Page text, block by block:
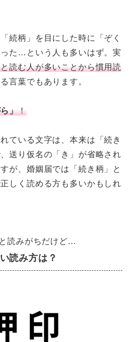
続柄」を目にした時に「ぞく
た…という人も多いはず。実
読む人が多いことから慣用読
言葉でもあります。
」！
ている文字は、本来は「続き
送り仮名の「き」が省略され
が、婚姻届では「続き柄」と
しく読める方も多いかもしれ
読みがちだけど…
読み方は？